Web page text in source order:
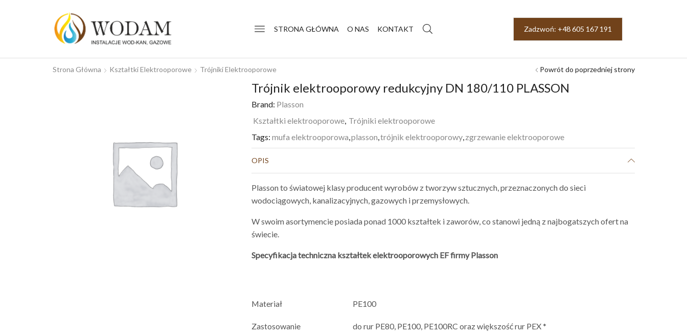
STRONA GŁÓWNA O NAS KONTAKT Zadzwoń: +48 605 167 191
Strona Główna Kształtki Elektrooporowe Trójniki Elektrooporowe Powrót do poprzedniej strony
Trójnik elektrooporowy redukcyjny DN 180/110 PLASSON
Brand: Plasson
Kształtki elektrooporowe, Trójniki elektrooporowe
Tags: mufa elektrooporowa,plasson,trójnik elektrooporowy,zgrzewanie elektrooporowe
OPIS
Plasson to światowej klasy producent wyrobów z tworzyw sztucznych, przeznaczonych do sieci
wodociągowych, kanalizacyjnych, gazowych i przemysłowych.
W swoim asortymencie posiada ponad 1000 kształtek i zaworów, co stanowi jedną z najbogatszych ofert na
świecie.
Specyfikacja techniczna kształtek elektrooporowych EF firmy Plasson
Materiał PE100
Zastosowanie do rur PE80, PE100, PE100RC oraz większość rur PEX *